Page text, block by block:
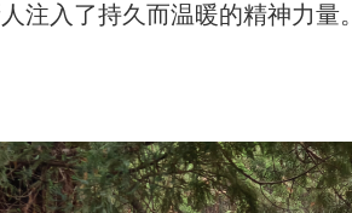
注入了持久而温暖的精神力量。